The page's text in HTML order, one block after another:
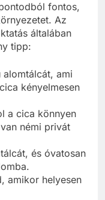
fontos,
Az
általában
tipp:
alomtálcát, ami
kényelmesen
a cica könnyen
némi privát
és óvatosan
amikor helyesen